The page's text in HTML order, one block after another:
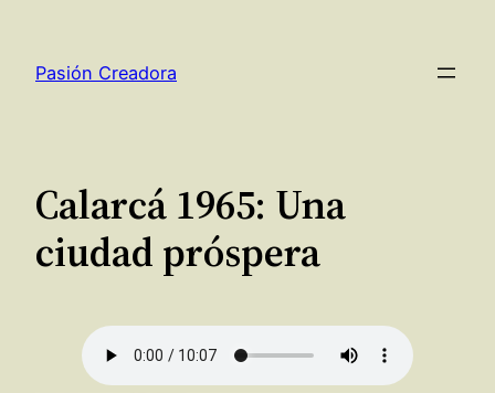
contenido
Pasión Creadora
Calarcá 1965: Una
ciudad próspera